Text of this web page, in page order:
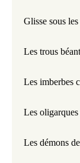
Glisse sous
Les trous
Les imberbes
Les
Les démons